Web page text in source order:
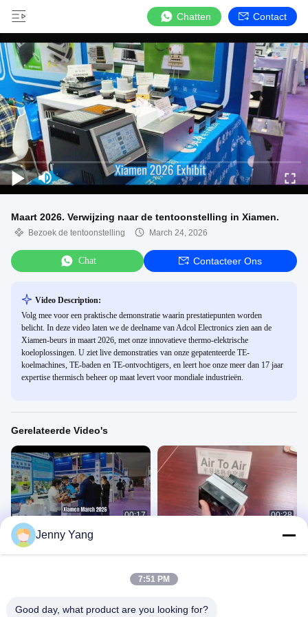
Chatten Contact
Maart 2026. Verwijzing naar de tentoonstelling in Xiamen.
Bezoek de tentoonstelling March 24, 2026
Chat Contacteer Ons
Video Description:
Volg mee voor een praktische demonstratie waarin prestatiepunten worden
belicht. In deze video laten we de deelname van Adcol Electronics zien aan de
Xiamen-beurs in maart 2026, met onze innovatieve thermo-elektrische
koeloplossingen. U ziet live demonstraties van onze gepatenteerde TE-
koelmachines, TE-baden en TE-ontvochtigers, en leert hoe onze meer dan 17 jaar
expertise thermisch beheer op maat levert voor mondiale industrieën.
Gerelateerde Video's
00:17
Maart 2026. Verwijzing naar de
tentoonstelling in Xiamen.
00:28
October 09, 2020
Jenny Yang
7:51 PM
Good day, what product are you looking for?